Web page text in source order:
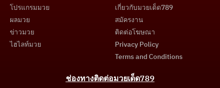
โปรแกรมมวย
ผลมวย
ข่าวมวย
ไฮไลท์มวย
เกี่ยวกับมวยเด็ด789
สมัครงาน
ติดต่อโฆษณา
Privacy Policy
Terms and Conditions
ช่องทางติดต่อมวยเด็ด789